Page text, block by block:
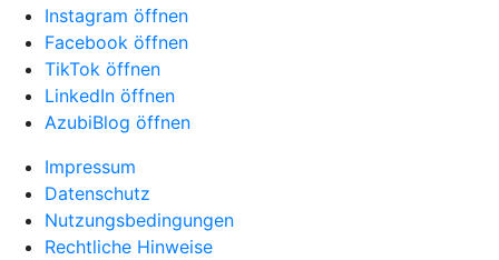
Instagram öffnen
Facebook öffnen
TikTok öffnen
LinkedIn öffnen
AzubiBlog öffnen
Impressum
Datenschutz
Nutzungsbedingungen
Rechtliche Hinweise